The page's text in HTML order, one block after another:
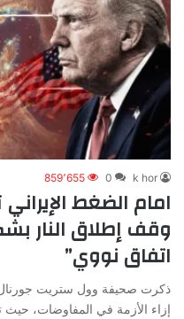
k hor
0 859٬655
امام الضغط
وقف إطلاق النار
اتفاق نووي”
ذكرت صحيفة وول ستريت جورنال
إزاء الأزمة في المفاوضات،